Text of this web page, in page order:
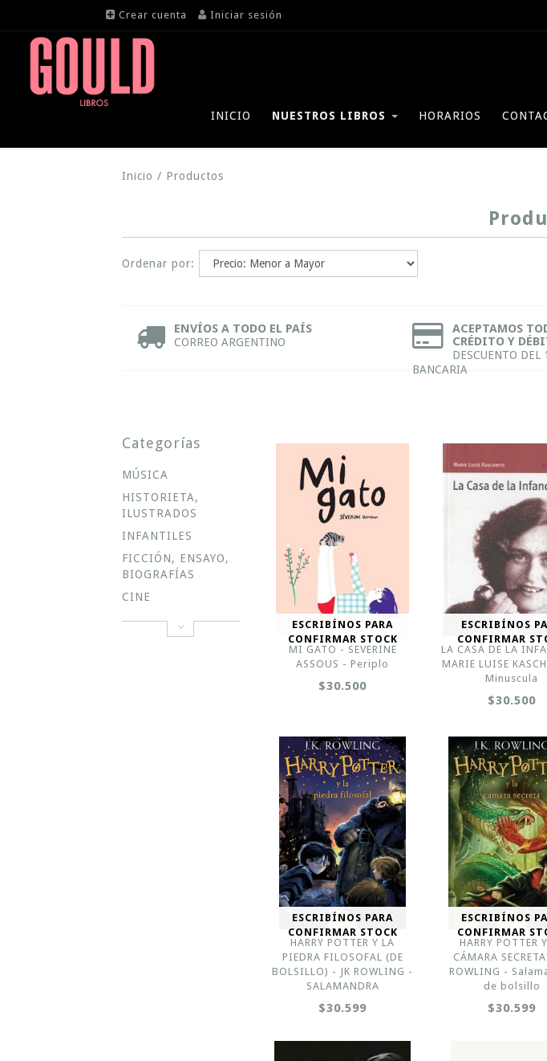
Crear cuenta Iniciar sesión
INICIO NUESTROS LIBROS HORARIOS
Inicio / Productos
Ordenar por:
ENVÍOS A TODO EL PAÍS
CORREO ARGENTINO
ACEPTAMOS
CRÉDITO Y
DESCUENTO DEL
BANCARIA
Categorías
MÚSICA
HISTORIETA,
ILUSTRADOS
INFANTILES
FICCIÓN, ENSAYO,
BIOGRAFÍAS
CINE
ESCRIBÍNOS PARA
CONFIRMAR STOCK
MI GATO - SEVERINE
ASSOUS - Periplo
$30.500
ESCRIBÍNOS
CONFIRMAR
LA CASA DE LA
MARIE LUISE
Minuscula
$30.500
ESCRIBÍNOS PARA
CONFIRMAR STOCK
HARRY POTTER Y LA
PIEDRA FILOSOFAL (DE
BOLSILLO) - JK ROWLING -
SALAMANDRA
$30.599
ESCRIBÍNOS
CONFIRMAR
HARRY POTTER
CÁMARA
ROWLING -
de bolsillo
$30.599